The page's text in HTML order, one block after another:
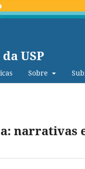
USP
Sobre
narrativas